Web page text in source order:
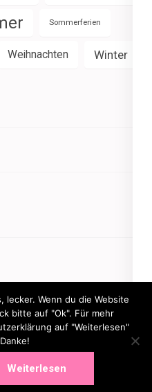
Sommerferien
Weihnachten Winter
lecker. Wenn du die Website
bitte auf "Ok". Für mehr
auf "Weiterlesen"
Weiterlesen